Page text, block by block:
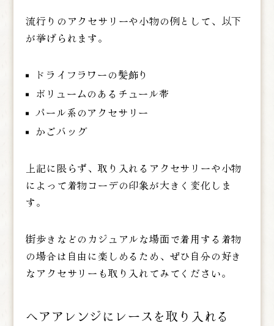
流行りのアクセサリーや小物の例として、以下
が挙げられます。
ドライフラワーの髪飾り
ボリュームのあるチュール帯
パール系のアクセサリー
かごバッグ
上記に限らず、取り入れるアクセサリーや小物
によって着物コーデの印象が大きく変化しま
す。
街歩きなどのカジュアルな場面で着用する着物
の場合は自由に楽しめるため、ぜひ自分の好き
なアクセサリーも取り入れてみてください。
ヘアアレンジにレースを取り入れる